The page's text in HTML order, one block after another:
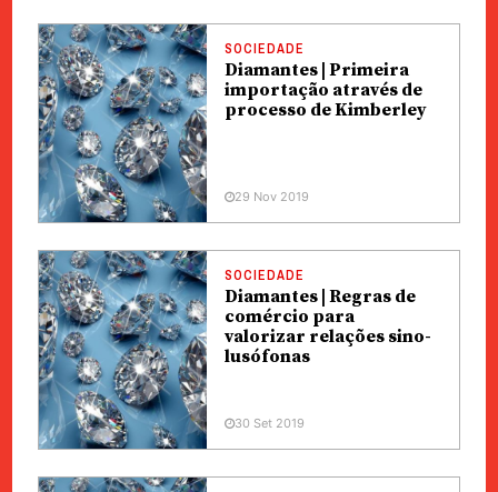
SOCIEDADE
Diamantes | Primeira
importação através de
processo de Kimberley
29 Nov 2019
SOCIEDADE
Diamantes | Regras de
comércio para
valorizar relações sino-
lusófonas
30 Set 2019